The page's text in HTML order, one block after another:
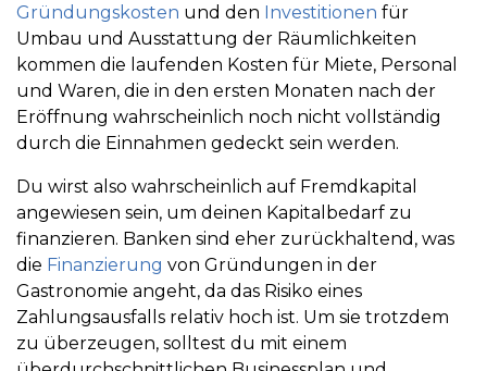
Gründungskosten und den Investitionen für
Umbau und Ausstattung der Räumlichkeiten
kommen die laufenden Kosten für Miete, Personal
und Waren, die in den ersten Monaten nach der
Eröffnung wahrscheinlich noch nicht vollständig
durch die Einnahmen gedeckt sein werden.
Du wirst also wahrscheinlich auf Fremdkapital
angewiesen sein, um deinen Kapitalbedarf zu
finanzieren. Banken sind eher zurückhaltend, was
die Finanzierung von Gründungen in der
Gastronomie angeht, da das Risiko eines
Zahlungsausfalls relativ hoch ist. Um sie trotzdem
zu überzeugen, solltest du mit einem